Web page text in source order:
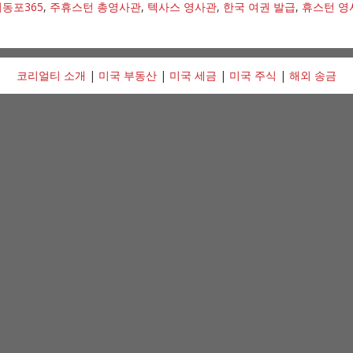
포365, 주휴스턴 총영사관, 텍사스 영사관, 한국 여권 발급, 휴스턴 영
코리얼티 소개 | 미국 부동산 | 미국 세금 | 미국 주식 | 해외 송금